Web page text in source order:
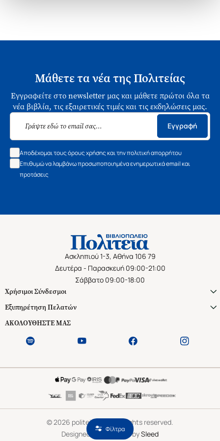
Φίλτρα
Μάθετε τα νέα της Πολιτείας
Εγγραφείτε στο newsletter μας και μάθετε πρώτοι όλα τα
νέα βιβλία, τις εξαιρετικές τιμές και τις εκδηλώσεις μας.
Εγγραφή
Αποδέχομαι τους όρους χρήσης και την πολιτική απορρήτου
Επιθυμώ να λαμβάνω προσωποποιημένα ενημερωτικά email και
προτάσεις
Ασκληπιού 1-3, Αθήνα 106 79
Δευτέρα - Παρασκευή 09:00-21:00
Σάββατο 09:00-18:00
Χρήσιμοι Σύνδεσμοι
Εξυπηρέτηση Πελατών
ΑΚΟΛΟΥΘΗΣΤΕ ΜΑΣ
© 2026 politeianet.gr All rights reserved.
Designed & Developed bySleed